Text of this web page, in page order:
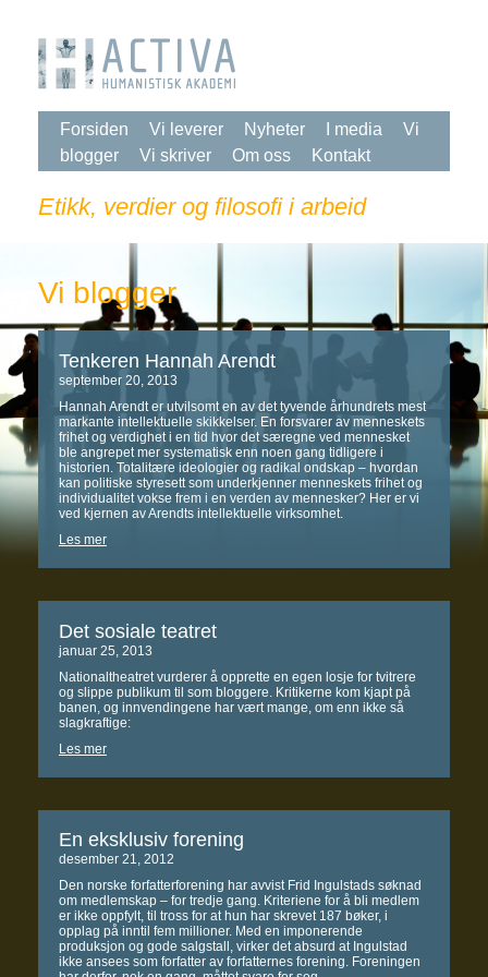
Forsiden Vi leverer Nyheter I media
Vi
blogger
Vi skriver Om oss Kontakt
Etikk, verdier og filosofi i arbeid
Vi blogger
Tenkeren Hannah Arendt
september 20, 2013
Hannah Arendt er utvilsomt en av det tyvende århundrets mest
markante intellektuelle skikkelser. En forsvarer av menneskets
frihet og verdighet i en tid hvor det særegne ved mennesket
ble angrepet mer systematisk enn noen gang tidligere i
historien. Totalitære ideologier og radikal ondskap – hvordan
kan politiske styresett som underkjenner menneskets frihet og
individualitet vokse frem i en verden av mennesker? Her er vi
ved kjernen av Arendts intellektuelle virksomhet.
Les mer
Det sosiale teatret
januar 25, 2013
Nationaltheatret vurderer å opprette en egen losje for tvitrere
og slippe publikum til som bloggere. Kritikerne kom kjapt på
banen, og innvendingene har vært mange, om enn ikke så
slagkraftige:
Les mer
En eksklusiv forening
desember 21, 2012
Den norske forfatterforening har avvist Frid Ingulstads søknad
om medlemskap – for tredje gang. Kriteriene for å bli medlem
er ikke oppfylt, til tross for at hun har skrevet 187 bøker, i
opplag på inntil fem millioner. Med en imponerende
produksjon og gode salgstall, virker det absurd at Ingulstad
ikke ansees som forfatter av forfatternes forening. Foreningen